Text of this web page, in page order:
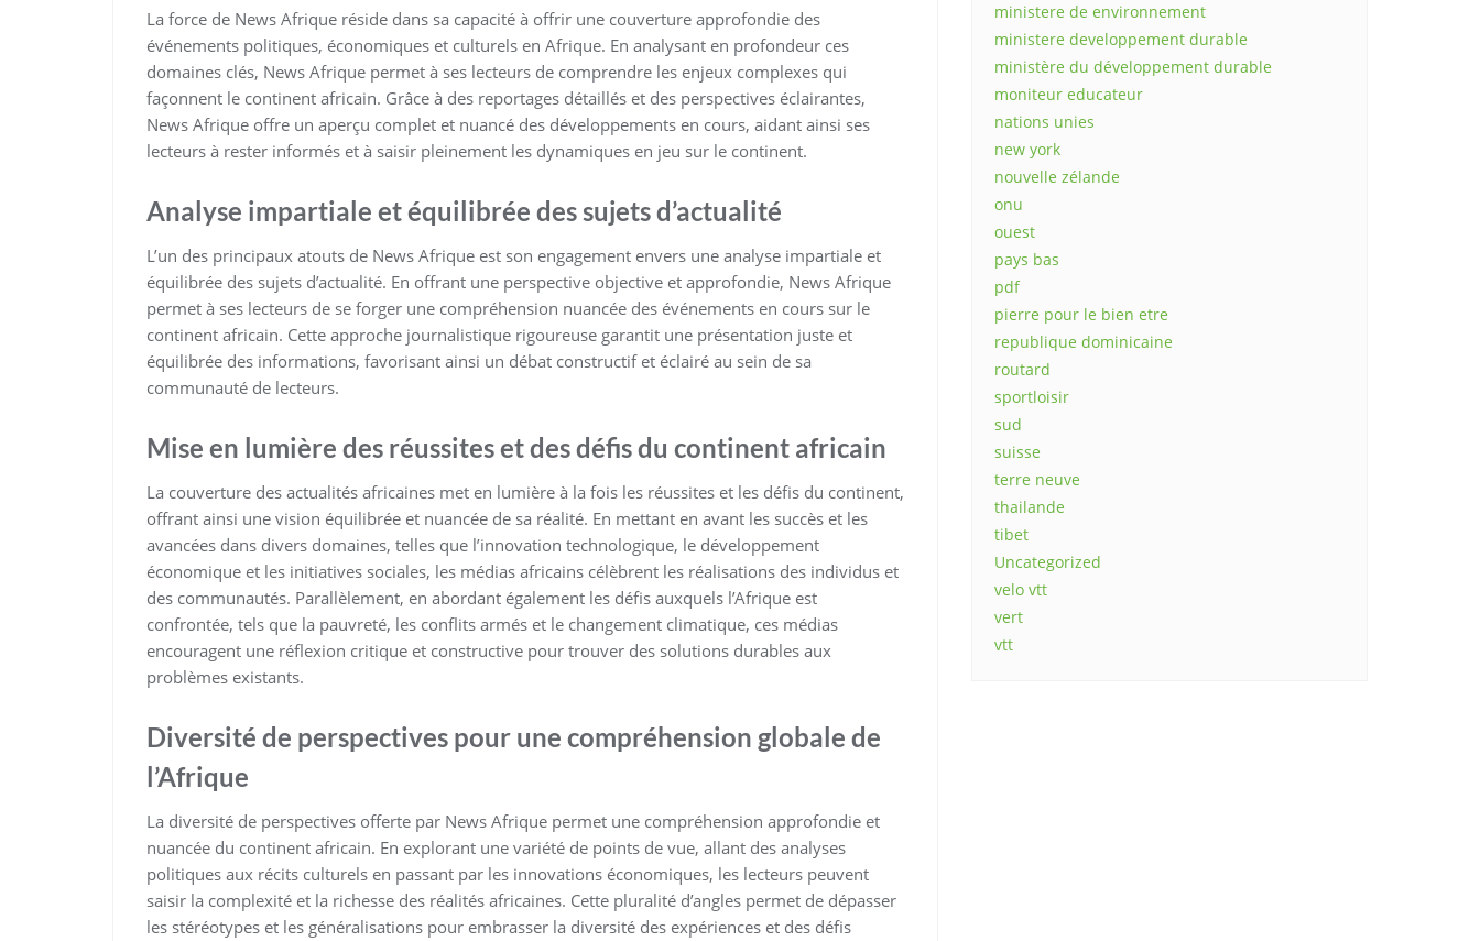
La force de News Afrique réside dans sa capacité à offrir une couverture approfondie des
événements politiques, économiques et culturels en Afrique. En analysant en profondeur ces
domaines clés, News Afrique permet à ses lecteurs de comprendre les enjeux complexes qui
façonnent le continent africain. Grâce à des reportages détaillés et des perspectives éclairantes,
News Afrique offre un aperçu complet et nuancé des développements en cours, aidant ainsi ses
lecteurs à rester informés et à saisir pleinement les dynamiques en jeu sur le continent.
Analyse impartiale et équilibrée des sujets d’actualité
L’un des principaux atouts de News Afrique est son engagement envers une analyse impartiale et
équilibrée des sujets d’actualité. En offrant une perspective objective et approfondie, News Afrique
permet à ses lecteurs de se forger une compréhension nuancée des événements en cours sur le
continent africain. Cette approche journalistique rigoureuse garantit une présentation juste et
équilibrée des informations, favorisant ainsi un débat constructif et éclairé au sein de sa
communauté de lecteurs.
Mise en lumière des réussites et des défis du continent africain
La couverture des actualités africaines met en lumière à la fois les réussites et les défis du continent,
offrant ainsi une vision équilibrée et nuancée de sa réalité. En mettant en avant les succès et les
avancées dans divers domaines, telles que l’innovation technologique, le développement
économique et les initiatives sociales, les médias africains célèbrent les réalisations des individus et
des communautés. Parallèlement, en abordant également les défis auxquels l’Afrique est
confrontée, tels que la pauvreté, les conflits armés et le changement climatique, ces médias
encouragent une réflexion critique et constructive pour trouver des solutions durables aux
problèmes existants.
Diversité de perspectives pour une compréhension globale de
l’Afrique
La diversité de perspectives offerte par News Afrique permet une compréhension approfondie et
nuancée du continent africain. En explorant une variété de points de vue, allant des analyses
politiques aux récits culturels en passant par les innovations économiques, les lecteurs peuvent
saisir la complexité et la richesse des réalités africaines. Cette pluralité d’angles permet de dépasser
les stéréotypes et les généralisations pour embrasser la diversité des expériences et des défis
ministere de environnement
ministere developpement durable
ministère du développement durable
moniteur educateur
nations unies
new york
nouvelle zélande
onu
ouest
pays bas
pdf
pierre pour le bien etre
republique dominicaine
routard
sportloisir
sud
suisse
terre neuve
thailande
tibet
Uncategorized
velo vtt
vert
vtt